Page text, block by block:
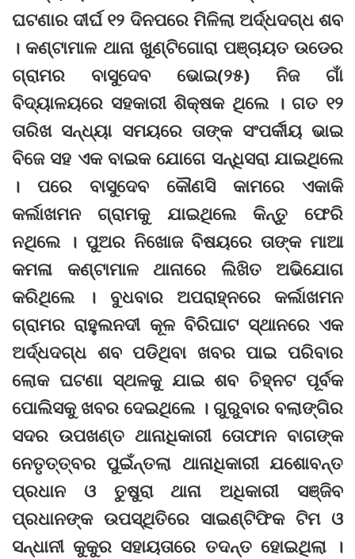
ଘଟଣାର ଦୀର୍ଘ ୧୨ ଦିନପରେ ମିଳିଲା ଅର୍ଦ୍ଧଦଗ୍ଧ ଶବ
। କଣ୍ଟାମାଳ ଥାନା ଖୁଣ୍ଟିଗୋରା ପଞ୍ଚାୟତ ଉଡେର
ଗ୍ରାମର ବାସୁଦେବ ଭୋଇ(୨୫) ନିଜ ଗାଁ
ବିଦ୍ୟାଳୟରେ ସହକାରୀ ଶିକ୍ଷକ ଥିଲେ । ଗତ ୧୨
ତାରିଖ ସନ୍ଧ୍ୟା ସମୟରେ ତାଙ୍କ ସଂପର୍କୀୟ ଭାଇ
ବିଜେ ସହ ଏକ ବାଇକ ଯୋଗେ ସନ୍ଧିସରା ଯାଇଥିଲେ
। ପରେ ବାସୁଦେବ କୌଣସି କାମରେ ଏକାକି
କର୍ଲାଖମନ ଗ୍ରାମକୁ ଯାଇଥିଲେ କିନ୍ତୁ ଫେରି
ନଥିଲେ । ପୁଅର ନିଖୋଜ ବିଷୟରେ ତାଙ୍କ ମାଆ
କମଳା କଣ୍ଟାମାଳ ଥାନାରେ ଲିଖିତ ଅଭିଯୋଗ
କରିଥିଲେ । ବୁଧବାର ଅପରାହ୍ନରେ କର୍ଲାଖମନ
ଗ୍ରାମର ରାହୁଲନଦୀ କୂଳ ବିରିଘାଟ ସ୍ଥାନରେ ଏକ
ଅର୍ଦ୍ଧଦଗ୍ଧ ଶବ ପଡିଥିବା ଖବର ପାଇ ପରିବାର
ଲୋକ ଘଟଣା ସ୍ଥଳକୁ ଯାଇ ଶବ ଚିହ୍ନଟ ପୂର୍ବକ
ପୋଲିସକୁ ଖବର ଦେଇଥିଲେ । ଗୁରୁବାର ବଲାଙ୍ଗିର
ସଦର ଉପଖଣ୍ତ ଥାନାଧିକାରୀ ତୋଫାନ ବାଗଙ୍କ
ନେତୃତ୍ତ୍ବର ପୁଇଁନ୍ତଲା ଥାନାଧିକାରୀ ଯଶୋବନ୍ତ
ପ୍ରଧାନ ଓ ତୁଷୁରା ଥାନା ଅଧିକାରୀ ସଞ୍ଜିବ
ପ୍ରଧାନଙ୍କ ଉପସ୍ଥିତିରେ ସାଇଣ୍ଟିଫିକ ଟିମ ଓ
ସନ୍ଧାନୀ କୁକୁର ସହାୟତାରେ ତଦନ୍ତ ହୋଇଥିଲା ।